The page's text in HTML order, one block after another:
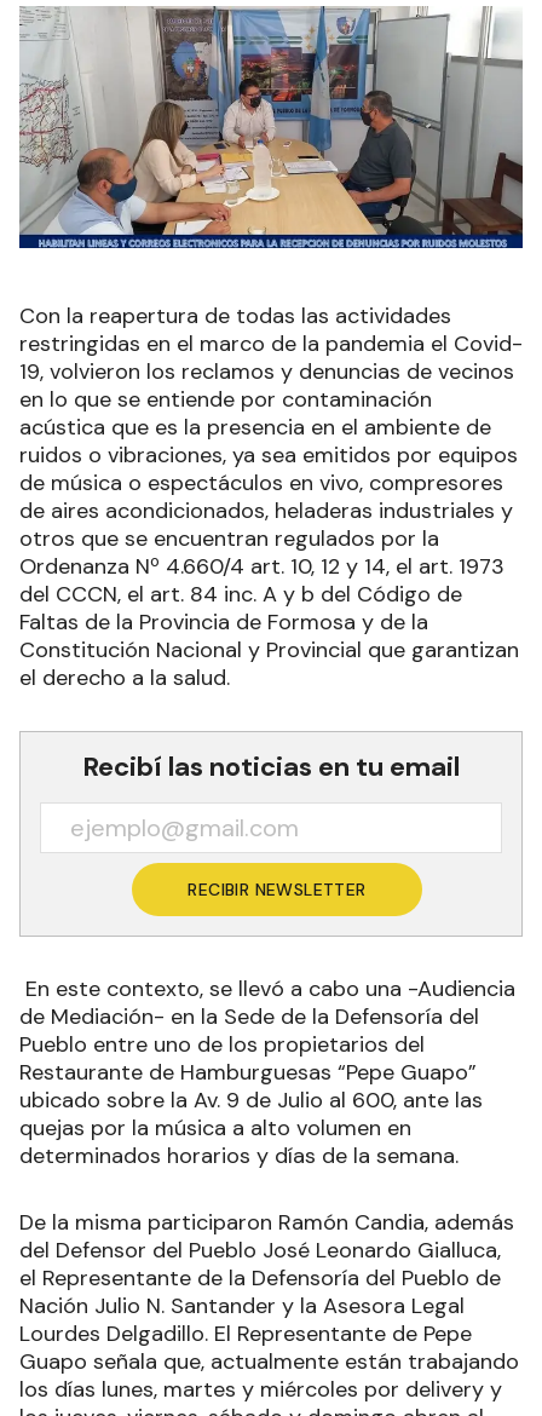
Con la reapertura de todas las actividades
restringidas en el marco de la pandemia el Covid-
19, volvieron los reclamos y denuncias de vecinos
en lo que se entiende por contaminación
acústica que es la presencia en el ambiente de
ruidos o vibraciones, ya sea emitidos por equipos
de música o espectáculos en vivo, compresores
de aires acondicionados, heladeras industriales y
otros que se encuentran regulados por la
Ordenanza Nº 4.660/4 art. 10, 12 y 14, el art. 1973
del CCCN, el art. 84 inc. A y b del Código de
Faltas de la Provincia de Formosa y de la
Constitución Nacional y Provincial que garantizan
el derecho a la salud.
Recibí las noticias en tu email
RECIBIR NEWSLETTER
En este contexto, se llevó a cabo una -Audiencia
de Mediación- en la Sede de la Defensoría del
Pueblo entre uno de los propietarios del
Restaurante de Hamburguesas “Pepe Guapo”
ubicado sobre la Av. 9 de Julio al 600, ante las
quejas por la música a alto volumen en
determinados horarios y días de la semana.
De la misma participaron Ramón Candia, además
del Defensor del Pueblo José Leonardo Gialluca,
el Representante de la Defensoría del Pueblo de
Nación Julio N. Santander y la Asesora Legal
Lourdes Delgadillo. El Representante de Pepe
Guapo señala que, actualmente están trabajando
los días lunes, martes y miércoles por delivery y